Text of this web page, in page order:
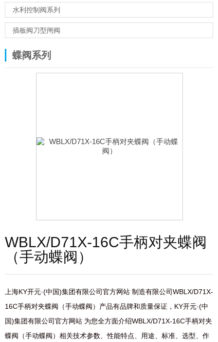
水利控制阀系列
插板阀刀型闸阀
蝶阀系列
WBLX/D71X-16C手柄对夹蝶阀
（手动蝶阀）
上海KY开元·(中国)集团有限公司官方网站 制造有限公司WBLX/D71X-
16C手柄对夹蝶阀（手动蝶阀）产品有品牌和质量保证，KY开元·(中
国)集团有限公司官方网站 为您全方面介绍WBLX/D71X-16C手柄对夹
蝶阀（手动蝶阀）相关技术参数、性能特点、用途、标准、选型、作